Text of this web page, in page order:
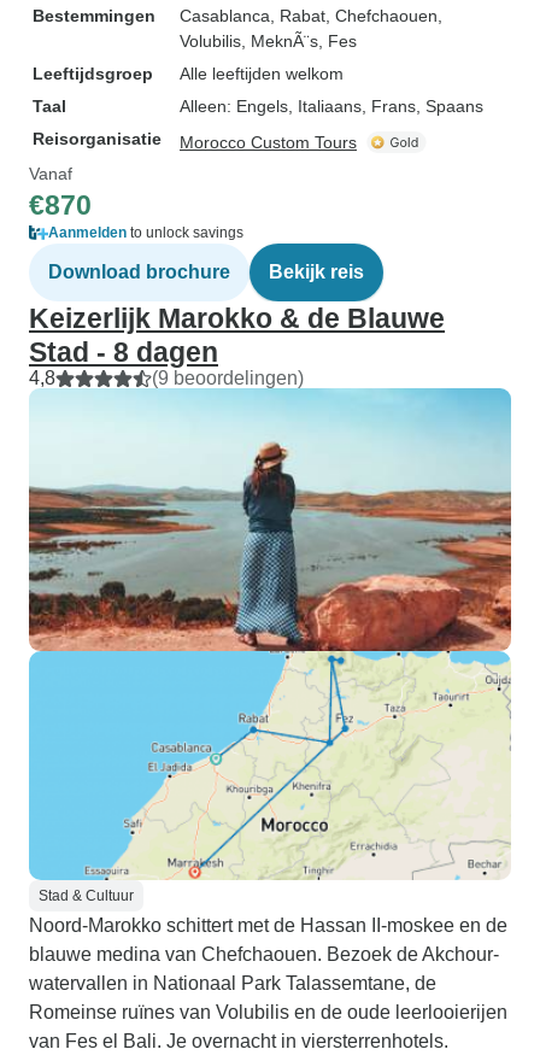
Bestemmingen Casablanca , Rabat , Chefchaouen
Volubilis , MeknÃ¨s , Fes
Leeftijdsgroep
Alle leeftijden welkom
Taal
Alleen: Engels, Italiaans, Frans, Spaans
Reisorganisatie
Morocco Custom Tours
Vanaf
€870
Aanmelden to unlock savings
Download brochure Bekijk reis
Keizerlijk Marokko & de Blauwe
Stad - 8 dagen
4,8 (9 beoordelingen)
Stad & Cultuur
Noord-Marokko schittert met de Hassan II-moskee en de
blauwe medina van Chefchaouen. Bezoek de Akchour-
watervallen in Nationaal Park Talassemtane, de
Romeinse ruïnes van Volubilis en de oude leerlooierijen
van Fes el Bali. Je overnacht in viersterrenhotels.